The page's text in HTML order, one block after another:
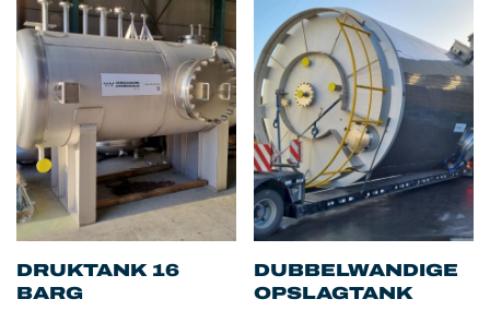
DRUKTANK 16
BARG
DUBBELWANDIGE
OPSLAGTANK